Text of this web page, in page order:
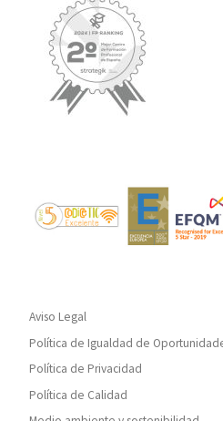
Aviso Legal
Política de Igualdad de
Política de Privacidad
Política de Calidad